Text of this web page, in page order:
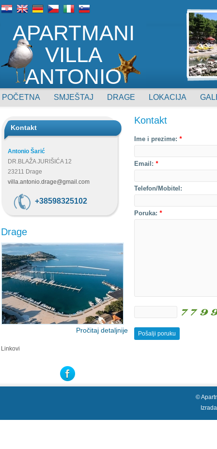
APARTMANI
VILLA
ANTONIO
POČETNA SMJEŠTAJ DRAGE LOKACIJA
Kontakt
Antonio Šarić
DR.BLAŽA JURIŠIĆA 12
23211 Drage
villa.antonio.drage@gmail.com
+38598325102
Drage
Pročitaj detaljnije
Linkovi
Kontakt
Ime i prezime: *
Email: *
Telefon/Mobitel:
Poruka: *
©